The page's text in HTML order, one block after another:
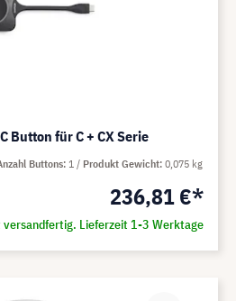
Button für C + CX Serie
236,81 €*
versandfertig. Lieferzeit 1-3 Werktage
Buttons 1 Produkt Gewicht 0,075 kg